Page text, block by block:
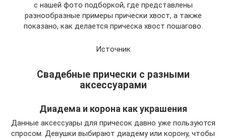
с нашей фото подборкой, где представлены
разнообразные примеры прически хвост, а также
показано, как делается прическа хвост пошагово.
Источник
Свадебные прически с разными
аксессуарами
Диадема и корона как украшения
Данные аксессуары для причесок давно уже пользуются
спросом. Девушки выбирают диадему или корону, чтобы